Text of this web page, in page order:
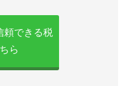
頼できる税
ら